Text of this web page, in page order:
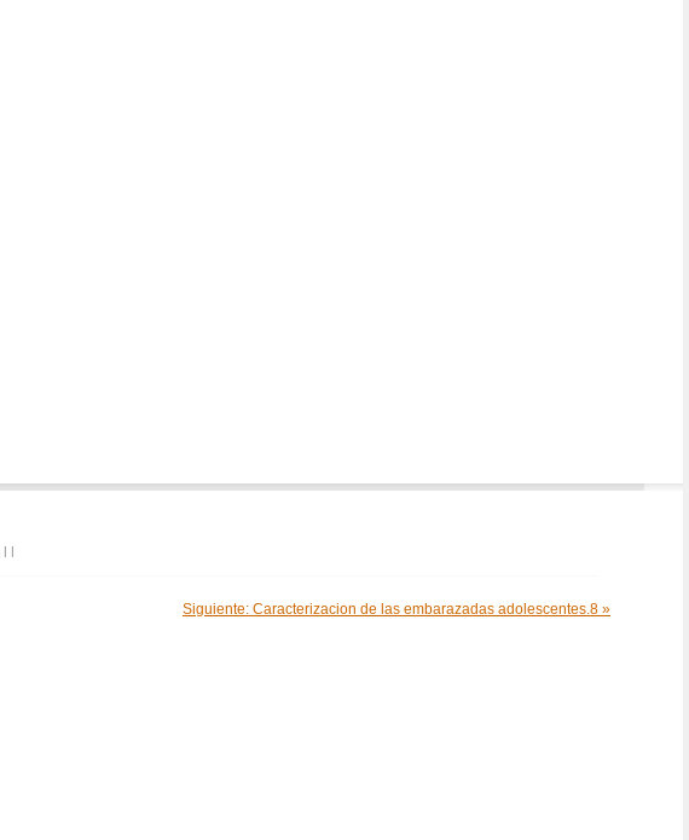
| |
Siguiente: Caracterizacion de las embarazadas adolescentes.8 »